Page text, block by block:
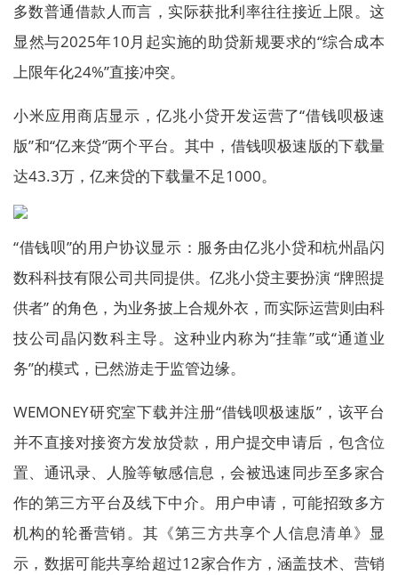
多数普通借款人而言，实际获批利率往往接近上限。这
显然与2025年10月起实施的助贷新规要求的“综合成本
上限年化24%”直接冲突。
小米应用商店显示，亿兆小贷开发运营了“借钱呗极速
版”和“亿来贷”两个平台。其中，借钱呗极速版的下载量
达43.3万，亿来贷的下载量不足1000。
“借钱呗”的用户协议显示：服务由亿兆小贷和杭州晶闪
数科科技有限公司共同提供。亿兆小贷主要扮演 “牌照提
供者” 的角色，为业务披上合规外衣，而实际运营则由科
技公司晶闪数科主导。这种业内称为“挂靠”或“通道业
务”的模式，已然游走于监管边缘。
WEMONEY研究室下载并注册“借钱呗极速版”，该平台
并不直接对接资方发放贷款，用户提交申请后，包含位
置、通讯录、人脸等敏感信息，会被迅速同步至多家合
作的第三方平台及线下中介。用户申请，可能招致多方
机构的轮番营销。其《第三方共享个人信息清单》显
示，数据可能共享给超过12家合作方，涵盖技术、营销